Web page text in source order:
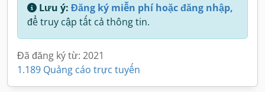
Lưu ý: Đăng ký miễn phí hoặc đăng nhập,
để truy cập tất cả thông tin.
Đã đăng ký từ: 2021
1.189 Quảng cáo trực tuyến